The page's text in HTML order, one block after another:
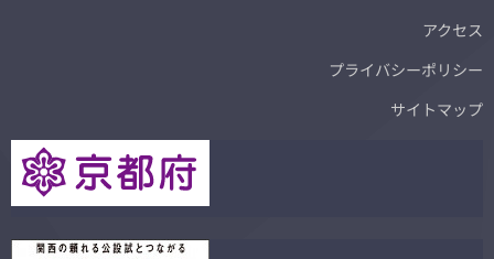
アクセス
プライバシーポリシー
サイトマップ